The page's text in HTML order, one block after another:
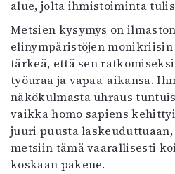
alue, jolta ihmistoiminta
Metsien kysymys on
elinympäristöjen
tärkeä, että sen
työuraa ja vapaa-aikansa.
näkökulmasta uhraus
vaikka homo sapiens
juuri puusta
metsiin tämä vaarallisesti
koskaan pakene.